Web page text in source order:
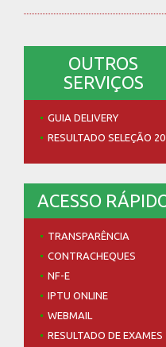
ACESSO
TRANSPARÊNCIA
CONTRACHEQUES
NF-E
IPTU ONLINE
WEBMAIL
RESULTADO DE EXAMES
PUBLICAÇÕES
COMPRAS DIRETAS
FAQ
MAPA DO SITE
NOTÍCIAS